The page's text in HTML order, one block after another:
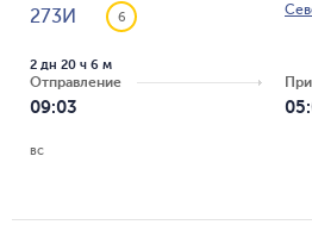
273И 6
Отправление
09:03
2 дн 20 ч 6 м
вс